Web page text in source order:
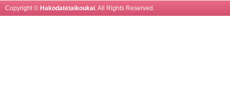
Copyright © Hakodatetaikoukai. All Rights Reserved.